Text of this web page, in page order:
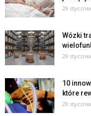
29
Wózki
29
10
które
29